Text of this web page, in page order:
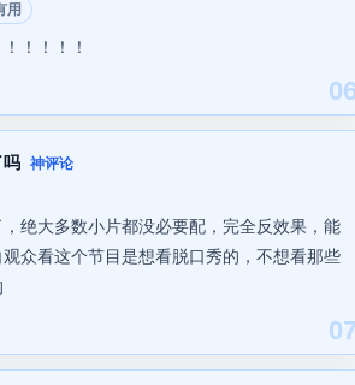
用
！！！！
吗 神评论
绝大多数小片都没必要配，完全反效果，能
众看这个节目是想看脱口秀的，不想看那些